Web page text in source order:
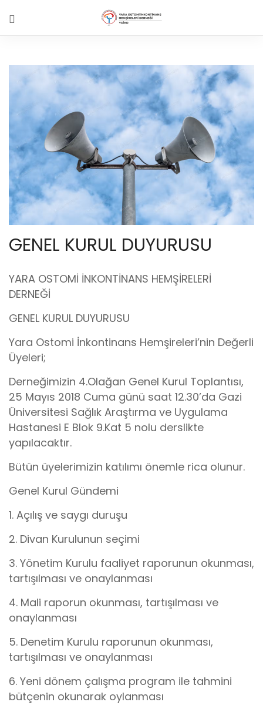
GENEL KURUL DUYURUSU
YARA OSTOMİ İNKONTİNANS HEMŞİRELERİ
DERNEĞİ
GENEL KURUL DUYURUSU
Yara Ostomi İnkontinans Hemşireleri’nin Değerli
Üyeleri;
Derneğimizin 4.Olağan Genel Kurul Toplantısı,
25 Mayıs 2018 Cuma günü saat 12.30’da Gazi
Üniversitesi Sağlık Araştırma ve Uygulama
Hastanesi E Blok 9.Kat 5 nolu derslikte
yapılacaktır.
Bütün üyelerimizin katılımı önemle rica olunur.
Genel Kurul Gündemi
1. Açılış ve saygı duruşu
2. Divan Kurulunun seçimi
3. Yönetim Kurulu faaliyet raporunun okunması,
tartışılması ve onaylanması
4. Mali raporun okunması, tartışılması ve
onaylanması
5. Denetim Kurulu raporunun okunması,
tartışılması ve onaylanması
6. Yeni dönem çalışma program ile tahmini
bütçenin okunarak oylanması